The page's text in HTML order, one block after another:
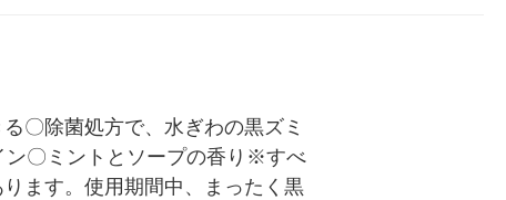
〇除菌処方で、水ぎわの黒ズミ
ン〇ミントとソープの香り※すべ
ます。使用期間中、まったく黒